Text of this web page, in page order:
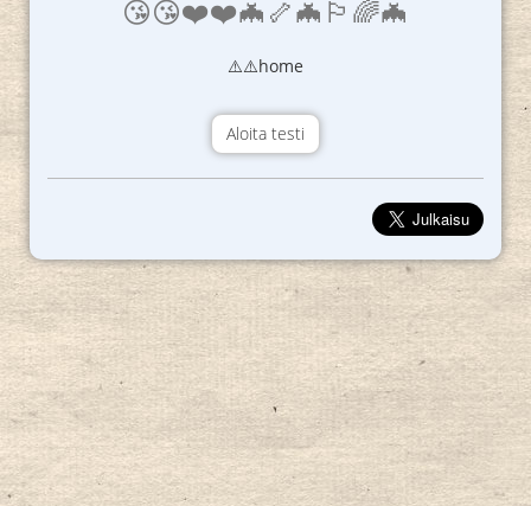
😘😘❤️❤️🦇🦴🦇🏳️‍🌈🦇
⚠️⚠️home
Aloita testi